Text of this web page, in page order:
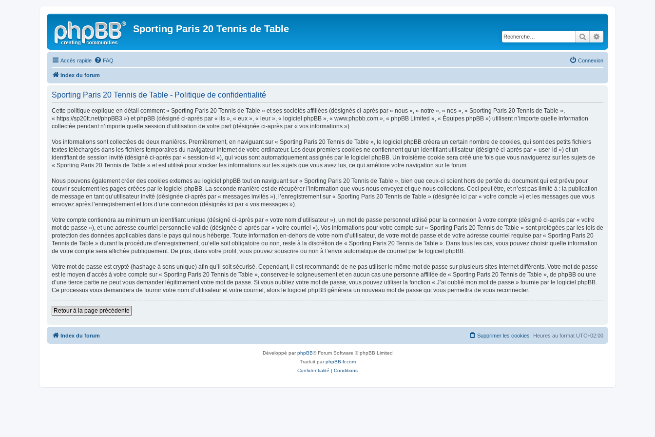
Sporting Paris 20 Tennis de Table
Rechercher
Accès rapide FAQ Connexion
Index du forum
Sporting Paris 20 Tennis de Table - Politique de confidentialité
Cette politique explique en détail comment « Sporting Paris 20 Tennis de Table » et ses sociétés affiliées (désignés ci-après par « nous », « notre », « nos », « Sporting Paris 20 Tennis de Table »,
« https://sp20tt.net/phpBB3 ») et phpBB (désigné ci-après par « ils », « eux », « leur », « logiciel phpBB », « www.phpbb.com », « phpBB Limited », « Équipes phpBB ») utilisent n’importe quelle information
collectée pendant n’importe quelle session d’utilisation de votre part (désignée ci-après par « vos informations »).
Vos informations sont collectées de deux manières. Premièrement, en naviguant sur « Sporting Paris 20 Tennis de Table », le logiciel phpBB créera un certain nombre de cookies, qui sont des petits fichiers
textes téléchargés dans les fichiers temporaires du navigateur Internet de votre ordinateur. Les deux premiers cookies ne contiennent qu’un identifiant utilisateur (désigné ci-après par « user-id ») et un
identifiant de session invité (désigné ci-après par « session-id »), qui vous sont automatiquement assignés par le logiciel phpBB. Un troisième cookie sera créé une fois que vous naviguerez sur les sujets de
« Sporting Paris 20 Tennis de Table » et est utilisé pour stocker les informations sur les sujets que vous avez lus, ce qui améliore votre navigation sur le forum.
Nous pouvons également créer des cookies externes au logiciel phpBB tout en naviguant sur « Sporting Paris 20 Tennis de Table », bien que ceux-ci soient hors de portée du document qui est prévu pour
couvrir seulement les pages créées par le logiciel phpBB. La seconde manière est de récupérer l’information que vous nous envoyez et que nous collectons. Ceci peut être, et n’est pas limité à : la publication
de message en tant qu’utilisateur invité (désignée ci-après par « messages invités »), l’enregistrement sur « Sporting Paris 20 Tennis de Table » (désignée ici par « votre compte ») et les messages que vous
envoyez après l’enregistrement et lors d’une connexion (désignés ici par « vos messages »).
Votre compte contiendra au minimum un identifiant unique (désigné ci-après par « votre nom d’utilisateur »), un mot de passe personnel utilisé pour la connexion à votre compte (désigné ci-après par « votre
mot de passe »), et une adresse courriel personnelle valide (désignée ci-après par « votre courriel »). Vos informations pour votre compte sur « Sporting Paris 20 Tennis de Table » sont protégées par les lois de
protection des données applicables dans le pays qui nous héberge. Toute information en-dehors de votre nom d’utilisateur, de votre mot de passe et de votre adresse courriel requise par « Sporting Paris 20
Tennis de Table » durant la procédure d’enregistrement, qu’elle soit obligatoire ou non, reste à la discrétion de « Sporting Paris 20 Tennis de Table ». Dans tous les cas, vous pouvez choisir quelle information
de votre compte sera affichée publiquement. De plus, dans votre profil, vous pouvez souscrire ou non à l’envoi automatique de courriel par le logiciel phpBB.
Votre mot de passe est crypté (hashage à sens unique) afin qu’il soit sécurisé. Cependant, il est recommandé de ne pas utiliser le même mot de passe sur plusieurs sites Internet différents. Votre mot de passe
est le moyen d’accès à votre compte sur « Sporting Paris 20 Tennis de Table », conservez-le soigneusement et en aucun cas une personne affiliée de « Sporting Paris 20 Tennis de Table », de phpBB ou une
d’une tierce partie ne peut vous demander légitimement votre mot de passe. Si vous oubliez votre mot de passe, vous pouvez utiliser la fonction « J’ai oublié mon mot de passe » fournie par le logiciel phpBB.
Ce processus vous demandera de fournir votre nom d’utilisateur et votre courriel, alors le logiciel phpBB générera un nouveau mot de passe qui vous permettra de vous reconnecter.
Retour à la page précédente
Index du forum Heures au format UTC+02:00
Supprimer les cookies
Développé parphpBB® Forum Software © phpBB Limited
Traduit parphpBB-fr.com
Confidentialité | Conditions